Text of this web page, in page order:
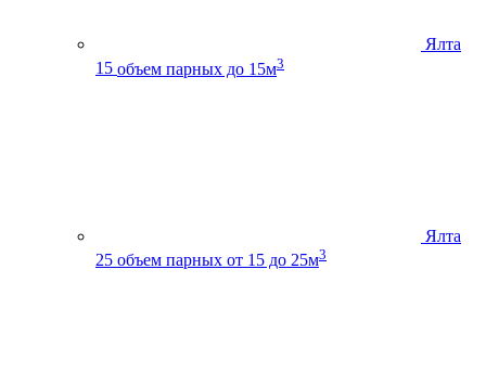
Ялта
15 объем парных до 15м3
Ялта
25 объем парных от 15 до 25м3